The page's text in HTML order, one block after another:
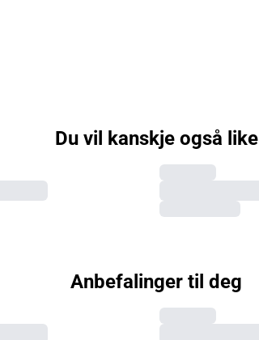
Du vil kanskje også like
Anbefalinger til deg